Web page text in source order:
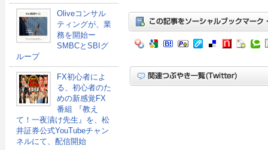
Oliveコンサル
ティングが、業
務を開始ー
SMBCとSBIグ
ループ
FX初心者によ
る、初心者のた
めの新感覚FX
番組 『教え
て！一夜漬け先生』を、松
井証券公式YouTubeチャン
ネルにて、配信開始